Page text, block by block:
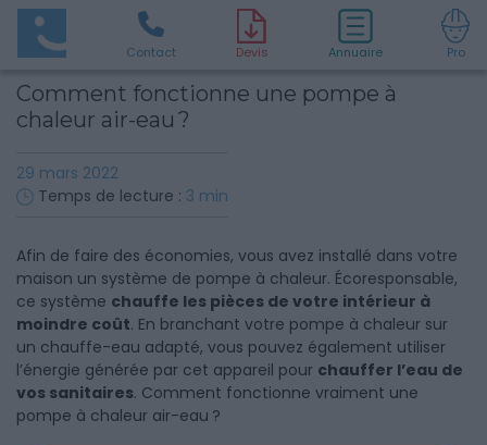
Contact Devis Annuaire Pro
Comment fonctionne une pompe à
chaleur air-eau ?
29 mars 2022
Temps de lecture : 3 min
Afin de faire des économies, vous avez installé dans votre
maison un système de pompe à chaleur. Écoresponsable,
ce système chauffe les pièces de votre intérieur à
moindre coût. En branchant votre pompe à chaleur sur
un chauffe-eau adapté, vous pouvez également utiliser
l’énergie générée par cet appareil pour chauffer l’eau de
vos sanitaires. Comment fonctionne vraiment une
pompe à chaleur air-eau ?